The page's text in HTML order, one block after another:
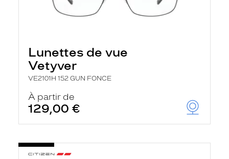
Lunettes de vue
Vetyver
VE2101H 152 GUN FONCE
À partir de
129,00 €